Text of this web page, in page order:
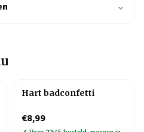
⌄
Hart badconfetti
€8,99